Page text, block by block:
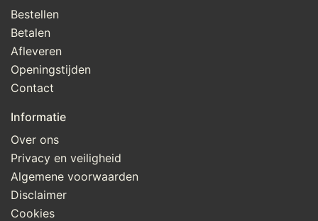
Bestellen
Betalen
Afleveren
Openingstijden
Contact
Informatie
Over ons
Privacy en veiligheid
Algemene voorwaarden
Disclaimer
Cookies